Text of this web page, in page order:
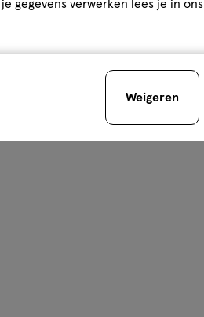
gegevens verwerken lees je in ons
Weigeren